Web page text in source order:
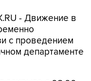
- Движение в
с проведением
департаменте